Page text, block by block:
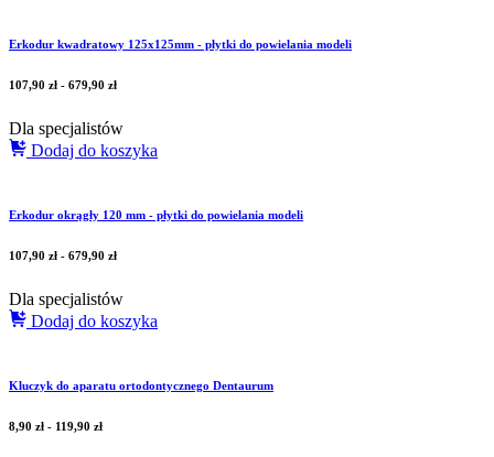
Erkodur kwadratowy 125x125mm - płytki do powielania modeli
107,90 zł - 679,90 zł
Dla specjalistów
Dodaj do koszyka
Erkodur okrągły 120 mm - płytki do powielania modeli
107,90 zł - 679,90 zł
Dla specjalistów
Dodaj do koszyka
Kluczyk do aparatu ortodontycznego Dentaurum
8,90 zł - 119,90 zł